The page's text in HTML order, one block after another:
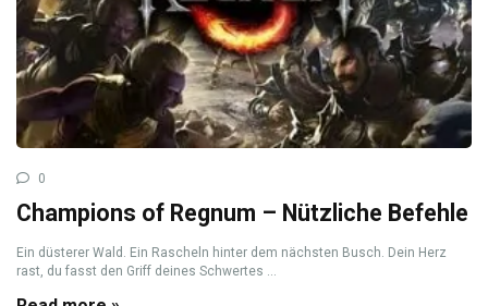
0
Champions of Regnum – Nützliche Befehle
Ein düsterer Wald. Ein Rascheln hinter dem nächsten Busch. Dein Herz
rast, du fasst den Griff deines Schwertes ...